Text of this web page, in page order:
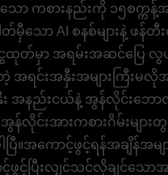
သော ကစားနည်းကို ၁၅စက္က
ါတ်မှီသော AI စနစ်များနဲ့ ဖန်
ေထုတ်မှာ အရမ်းအဆင်ပြေ
အရင်းအနှီးအများကြီးမ
အနည်းငယ်နဲ့ အွန်လိုင်းဘော
၊ အွန်လိုင်းအားကစားဂိမ်းမ
ါပြီ။အကောင့်ဖွင့်ရန်အချိန်အမ
င့်ပြီးလျှင်သင်လိုချင်သော